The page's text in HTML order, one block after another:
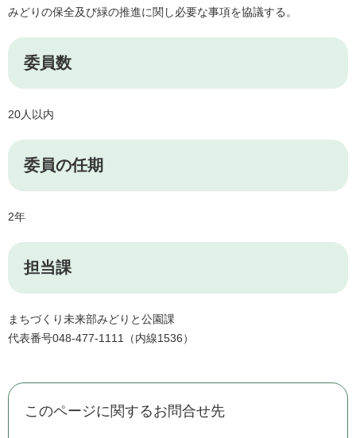
みどりの保全及び緑の推進に関し必要な事項を協議する。
委員数
20人以内
委員の任期
2年
担当課
まちづくり未来部みどりと公園課
代表番号048-477-1111（内線1536）
このページに関するお問合せ先